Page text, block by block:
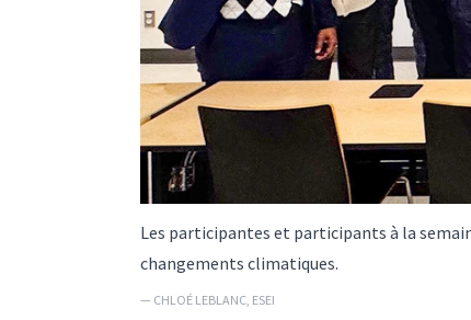
Les participantes et participants à la
changements climatiques.
— CHLOÉ LEBLANC, ESEI